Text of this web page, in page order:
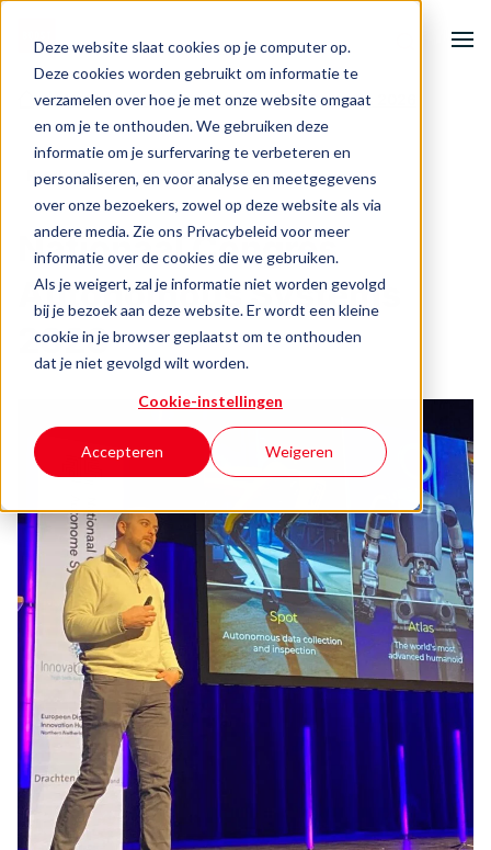
Deze website slaat cookies op je computer op.
Deze cookies worden gebruikt om informatie te
verzamelen over hoe je met onze website omgaat
en om je te onthouden. We gebruiken deze
informatie om je surfervaring te verbeteren en
personaliseren, en voor analyse en meetgegevens
over onze bezoekers, zowel op deze website als via
andere media. Zie ons Privacybeleid voor meer
informatie over de cookies die we gebruiken.
Als je weigert, zal je informatie niet worden gevolgd
bij je bezoek aan deze website. Er wordt een kleine
cookie in je browser geplaatst om te onthouden
dat je niet gevolgd wilt worden.
Cookie-instellingen
Accepteren Weigeren
Onze activiteiten
Ondernemersuitdagingen
Events & inspiratie
Over BOOST
Contact
| Nationaal Congres Autonomous Systems 2026
Productiviteit Robotisering
Nationaal Congres
Autonomous Systems
2026